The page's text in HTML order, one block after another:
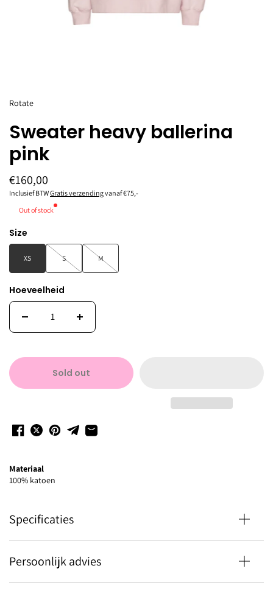
Rotate
Sweater heavy ballerina
pink
€160,00
Inclusief BTWGratis verzendingvanaf €75,-
Out of stock
Size
XS S M
Hoeveelheid
Sold out
Materiaal
100% katoen
Specificaties
Persoonlijk advies